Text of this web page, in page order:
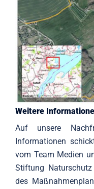
Weitere
Auf unsere
Informationen
vom Team Medien
Stiftung
des